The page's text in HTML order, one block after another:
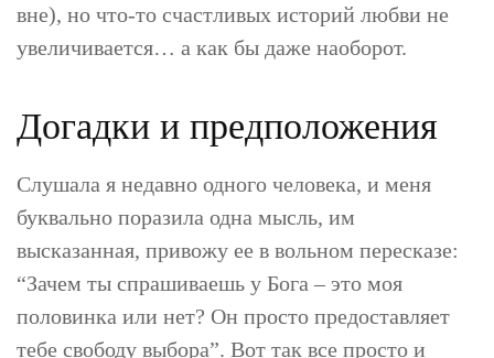
вне), но что-то счастливых историй любви не
увеличивается… а как бы даже наоборот.
Догадки и предположения
Слушала я недавно одного человека, и меня
буквально поразила одна мысль, им
высказанная, привожу ее в вольном пересказе:
“Зачем ты спрашиваешь у Бога – это моя
половинка или нет? Он просто предоставляет
тебе свободу выбора”. Вот так все просто и